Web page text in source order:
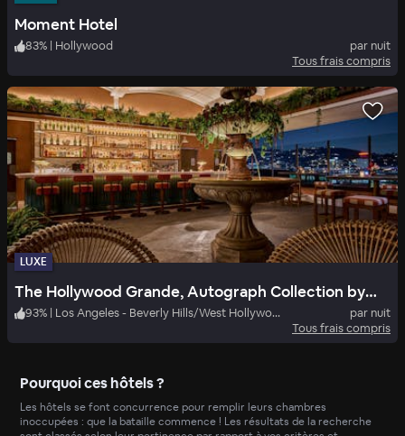
Moment Hotel
83% | Hollywood
par nuit
Tous frais compris
LUXE
The Hollywood Grande, Autograph Collection by Marriott
93% | Los Angeles - Beverly Hills/West Hollywood
par nuit
Tous frais compris
Pourquoi ces hôtels ?
Les hôtels se font concurrence pour remplir leurs chambres
inoccupées : que la bataille commence ! Les résultats de la recherche